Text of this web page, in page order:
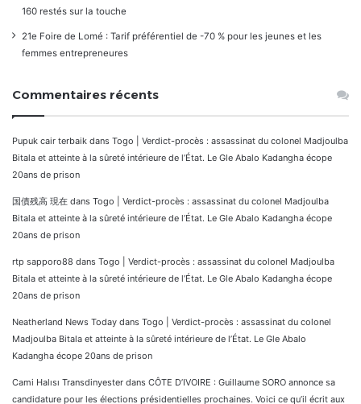
160 restés sur la touche
21e Foire de Lomé : Tarif préférentiel de -70 % pour les jeunes et les
femmes entrepreneures
Commentaires récents
Pupuk cair terbaik dans Togo | Verdict-procès : assassinat du colonel Madjoulba
Bitala et atteinte à la sûreté intérieure de l’État. Le Gle Abalo Kadangha écope
20ans de prison
国債残高 現在 dans Togo | Verdict-procès : assassinat du colonel Madjoulba
Bitala et atteinte à la sûreté intérieure de l’État. Le Gle Abalo Kadangha écope
20ans de prison
rtp sapporo88 dans Togo | Verdict-procès : assassinat du colonel Madjoulba
Bitala et atteinte à la sûreté intérieure de l’État. Le Gle Abalo Kadangha écope
20ans de prison
Neatherland News Today dans Togo | Verdict-procès : assassinat du colonel
Madjoulba Bitala et atteinte à la sûreté intérieure de l’État. Le Gle Abalo
Kadangha écope 20ans de prison
Cami Halısı Transdinyester dans CÔTE D’IVOIRE : Guillaume SORO annonce sa
candidature pour les élections présidentielles prochaines. Voici ce qu’il écrit aux